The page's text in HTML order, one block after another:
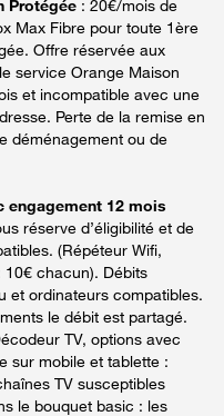
Protégée : 20€/mois de
Max Fibre pour toute 1ère
Offre réservée aux
service Orange Maison
et incompatible avec une
Perte de la remise en
déménagement ou de
engagement 12 mois
réserve d’éligibilité et de
(Répéteur Wifi,
chacun). Débits
et ordinateurs compatibles.
le débit est partagé.
TV, options avec
sur mobile et tablette :
TV susceptibles
le bouquet basic : les